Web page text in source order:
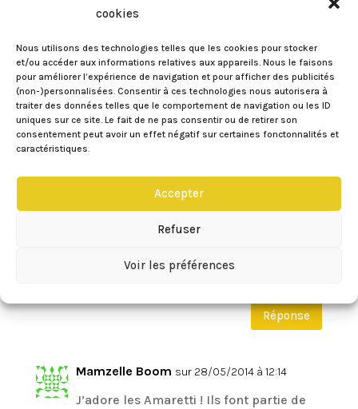
cookies
Nous utilisons des technologies telles que les cookies pour stocker
et/ou accéder aux informations relatives aux appareils. Nous le faisons
pour améliorer l’expérience de navigation et pour afficher des publicités
(non-)personnalisées. Consentir à ces technologies nous autorisera à
traiter des données telles que le comportement de navigation ou les ID
uniques sur ce site. Le fait de ne pas consentir ou de retirer son
consentement peut avoir un effet négatif sur certaines fonctonnalités et
caractéristiques.
Accepter
Refuser
Voir les préférences
Bonjour Marine,
Je suis sûre qu’avec des amandes
émondées ça doit être également
très bon 🙂
macarons. Personnellement j’ai
voulu vous proposer une recette
tu me fasse part de ton avis sur le
Réponse
Mamzelle Boom sur 28/05/2014 à 12:14
J’adore les Amaretti ! Ils font partie de